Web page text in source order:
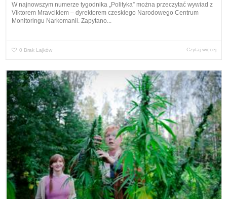
W najnowszym numerze tygodnika „Polityka” można przeczytać wywiad z
Viktorem Mravcikiem – dyrektorem czeskiego Narodowego Centrum
Monitoringu Narkomanii. Zapytano...
0 Brak Lajków Czytaj więcej